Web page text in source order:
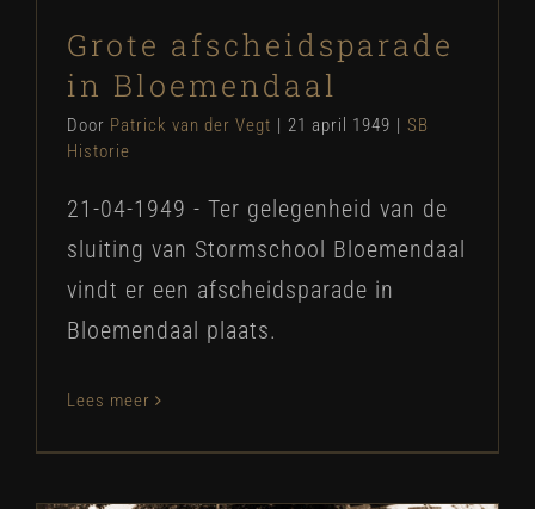
Grote afscheidsparade
in Bloemendaal
Door Patrick van der Vegt 21 april 1949
SB
Historie
21-04-1949 - Ter gelegenheid van de
sluiting van Stormschool Bloemendaal
vindt er een afscheidsparade in
Bloemendaal plaats.
Lees meer